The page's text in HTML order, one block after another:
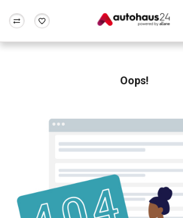
Rund um die Inzahlungnahme
Oops!